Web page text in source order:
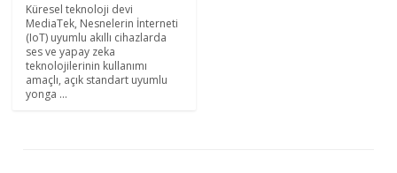
Küresel teknoloji devi
MediaTek, Nesnelerin İnterneti
(IoT) uyumlu akıllı cihazlarda
ses ve yapay zeka
teknolojilerinin kullanımı
amaçlı, açık standart uyumlu
yonga ...